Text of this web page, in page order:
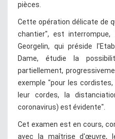
pièces.
Cette opération délicate de
chantier", est interrompue,
Georgelin, qui préside
Dame, étudie la
partiellement,
exemple "pour les
leur cordes, la
coronavirus) est évidente".
Cet examen est en cours,
avec la maîtrise d'œuvre,